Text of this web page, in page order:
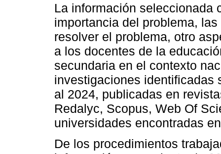
La información seleccionada
importancia del problema,
resolver el problema, otro
a los docentes de la
secundaria en el contexto
investigaciones identificadas
al 2024, publicadas en
Redalyc, Scopus, Web Of
universidades encontradas
De los procedimientos